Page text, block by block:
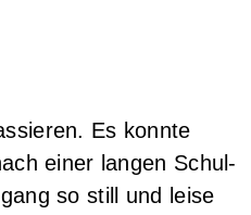
Es konn­te
einer lan­gen Schul-
so still und lei­se